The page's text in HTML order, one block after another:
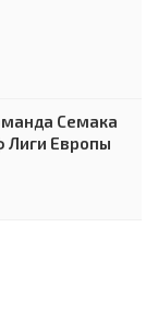
Семака
Лиги Европы